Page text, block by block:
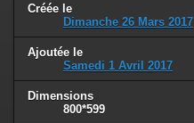
Créée le
Dimanche 26 Mars 2017
Ajoutée le
Samedi 1 Avril 2017
Dimensions
800*599